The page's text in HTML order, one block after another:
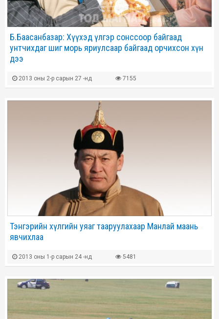
Б.Баасанбазар: Хүүхэд үлгэр сонссоор байгаад
унтчихдаг шиг морь яриулсаар байгаад орчихсон хүн
дээ
2013 оны 2-р сарын 27 -нд 7155
Тэнгэрийн хүлгийн уяаг тааруулахаар Манлай маань
явчихлаа
2013 оны 1-р сарын 24 -нд 5481